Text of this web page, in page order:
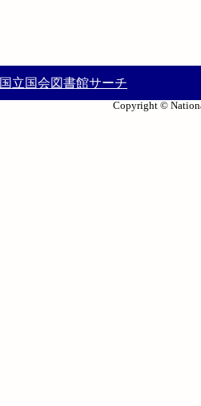
国立国会図書館サーチ
Copyright ©